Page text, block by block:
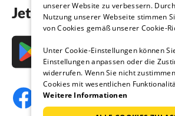
Jetzt die App
unserer Website zu verbessern.
Nutzung unserer Webseite stimmen
von Cookies gemäß unserer Cookie-
Unter Cookie-Einstellungen können
Einstellungen anpassen oder die
widerrufen. Wenn Sie nicht
Cookies mit wesentlichen
Weitere Informationen